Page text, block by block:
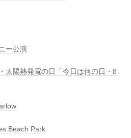
ー公演
太陽熱発電の日「今日は何の日・8
Beach Park